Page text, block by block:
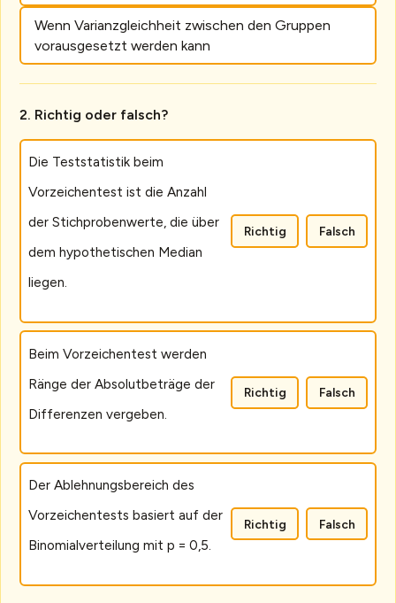
Wenn Varianzgleichheit zwischen den Gruppen
vorausgesetzt werden kann
Richtig oder falsch?
Die Teststatistik beim
Vorzeichentest ist die Anzahl
der Stichprobenwerte, die über
dem hypothetischen Median
liegen.
Richtig Falsch
Beim Vorzeichentest werden
Ränge der Absolutbeträge der
Differenzen vergeben.
Richtig Falsch
Der Ablehnungsbereich des
Vorzeichentests basiert auf der
Binomialverteilung mit p = 0,5.
Richtig Falsch